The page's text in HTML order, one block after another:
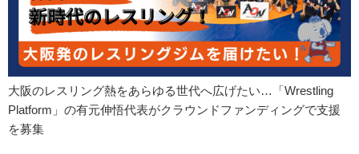
大阪のレスリング熱をあらゆる世代へ広げたい…「Wrestling
Platform」の有元伸悟代表がクラウンドファンディングで支援
を募集